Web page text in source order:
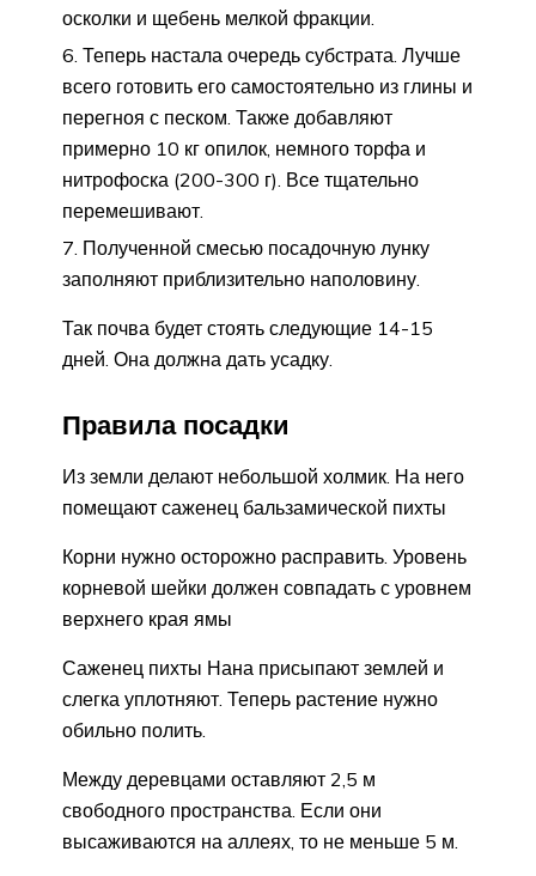
осколки и щебень мелкой фракции.
Теперь настала очередь субстрата. Лучше
всего готовить его самостоятельно из глины и
перегноя с песком. Также добавляют
примерно 10 кг опилок, немного торфа и
нитрофоска (200-300 г). Все тщательно
перемешивают.
Полученной смесью посадочную лунку
заполняют приблизительно наполовину.
Так почва будет стоять следующие 14-15
дней. Она должна дать усадку.
Правила посадки
Из земли делают небольшой холмик. На него
помещают саженец бальзамической пихты
Корни нужно осторожно расправить. Уровень
корневой шейки должен совпадать с уровнем
верхнего края ямы
Саженец пихты Нана присыпают землей и
слегка уплотняют. Теперь растение нужно
обильно полить.
Между деревцами оставляют 2,5 м
свободного пространства. Если они
высаживаются на аллеях, то не меньше 5 м.